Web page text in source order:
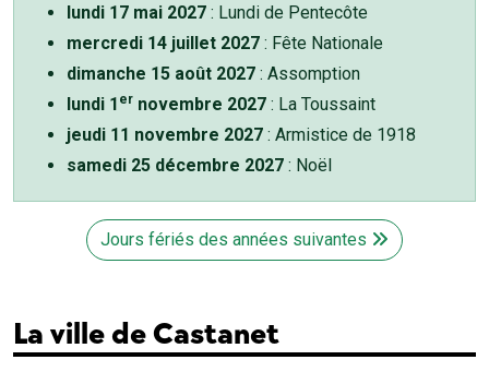
lundi 17 mai 2027 : Lundi de Pentecôte
mercredi 14 juillet 2027 : Fête Nationale
dimanche 15 août 2027 : Assomption
lundi 1 er novembre 2027 : La Toussaint
jeudi 11 novembre 2027 : Armistice de 1918
samedi 25 décembre 2027 : Noël
Jours fériés des années suivantes
La ville de Castanet